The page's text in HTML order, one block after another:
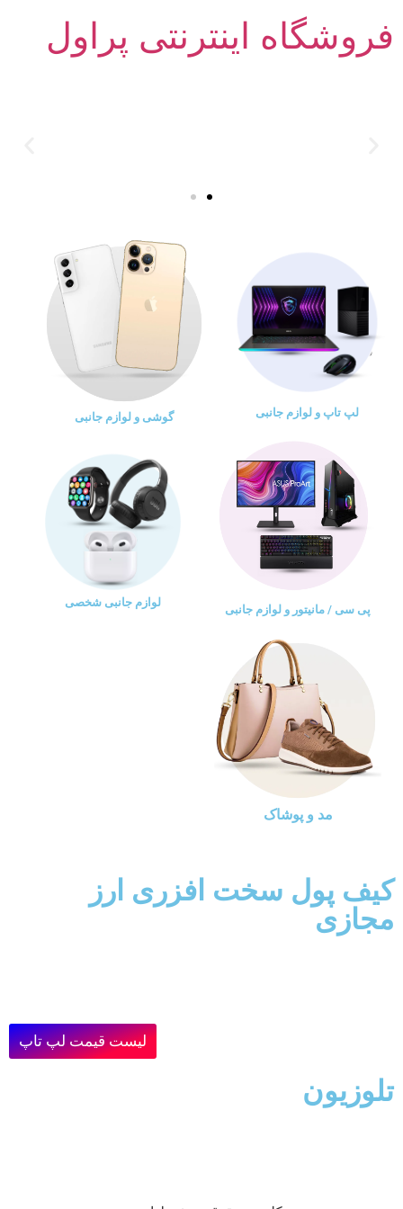
فروشگاه اینترنتی پراول
لپ تاپ و لوازم جانبی گوشی و لوازم جانبی
پی سی / مانیتور و لوازم جانبی
لوازم جانبی شخصی
مد و پوشاک
کیف پول سخت افزری ارز
مجازی
لیست قیمت لپ تاپ
تلوزیون